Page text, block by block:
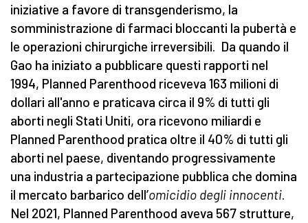
iniziative a favore di transgenderismo, la
somministrazione di farmaci bloccanti la pubertà e
le operazioni chirurgiche irreversibili. Da quando il
Gao ha iniziato a pubblicare questi rapporti nel
1994, Planned Parenthood riceveva 163 milioni di
dollari all'anno e praticava circa il 9% di tutti gli
aborti negli Stati Uniti, ora ricevono miliardi e
Planned Parenthood pratica oltre il 40% di tutti gli
aborti nel paese, diventando progressivamente
una industria a partecipazione pubblica che domina
il mercato barbarico dell’omicidio degli innocenti.
Nel 2021, Planned Parenthood aveva 567 strutture,